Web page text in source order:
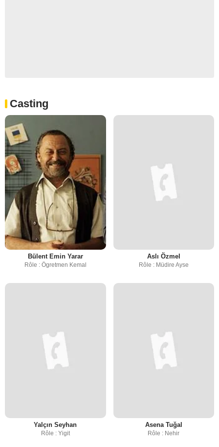
Casting
Bülent Emin Yarar
Rôle : Ögretmen Kemal
Aslı Özmel
Rôle : Müdire Ayse
Yalçın Seyhan
Rôle : Yigit
Asena Tuğal
Rôle : Nehir